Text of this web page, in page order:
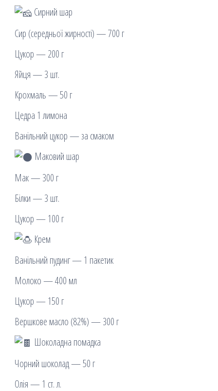
Сирний шар
Сир (середньої жирності) — 700 г
Цукор — 200 г
Яйця — 3 шт.
Крохмаль — 50 г
Цедра 1 лимона
Ванільний цукор — за смаком
Маковий шар
Мак — 300 г
Білки — 3 шт.
Цукор — 100 г
Крем
Ванільний пудинг — 1 пакетик
Молоко — 400 мл
Цукор — 150 г
Вершкове масло (82%) — 300 г
Шоколадна помадка
Чорний шоколад — 50 г
Олія — 1 ст. л.